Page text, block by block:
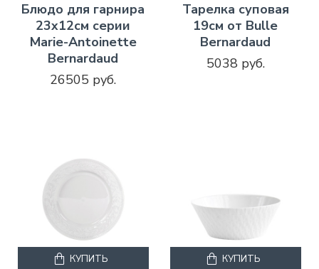
Блюдо для гарнира
23x12см серии
Marie-Antoinette
Bernardaud
26505 руб.
Тарелка суповая
19см от Bulle
Bernardaud
5038 руб.
КУПИТЬ КУПИТЬ